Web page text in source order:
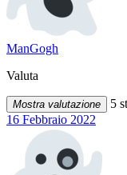
ManGogh
Valuta
Mostra valutazione
5
16 Febbraio 2022